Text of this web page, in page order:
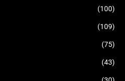
(100)
(109)
(75)
(43)